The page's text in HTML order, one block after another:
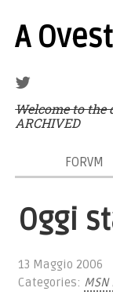
A
Welcome to the
ARCHIVED
FORVM
Oggi
13 Maggio 2006
Categories: